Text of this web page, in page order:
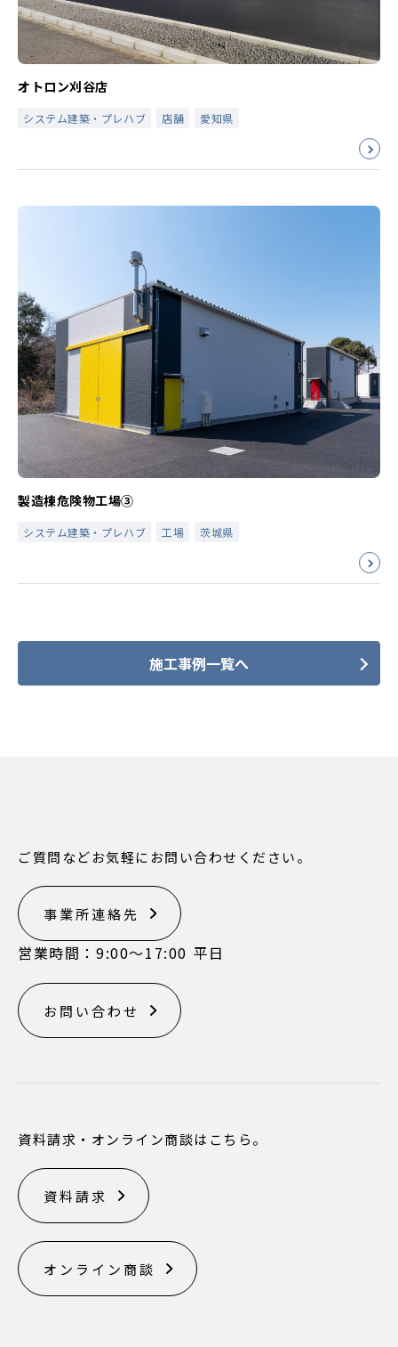
オトロン刈谷店
システム建築・プレハブ 店舗 愛知県
製造棟危険物工場③
システム建築・プレハブ 工場 茨城県
施工事例一覧へ
ご質問などお気軽にお問い合わせください。
事業所連絡先
営業時間：9:00〜17:00 平日
お問い合わせ
資料請求・オンライン商談はこちら。
資料請求
オンライン商談